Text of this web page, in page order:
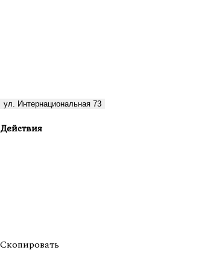
ул. Интернациональная 73
Действия
Скопировать